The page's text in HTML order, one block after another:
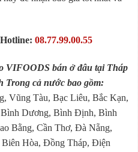
Hotline: 08.77.99.00.55
VIFOODS bán ở đâu tại Tháp
Trong cả nước bao gồm:
Vũng Tàu, Bạc Liêu, Bắc Kạn,
Dương, Bình Định, Bình
Bằng, Cần Thơ, Đà Nẵng,
Hòa, Đồng Tháp, Điện